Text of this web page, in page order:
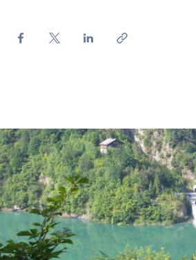
Visuale dall'alto della diga di Val Gallina